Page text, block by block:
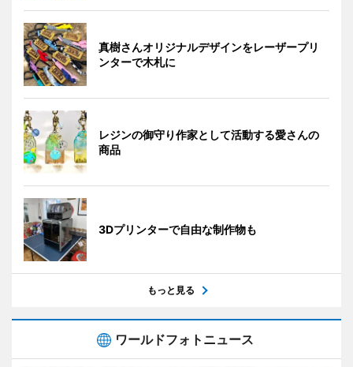
真樹さんオリジナルデザインをレーザープリ
ンターで木札に
レジンの御守り作家として活動する愛さんの
商品
3Dプリンターで自由な制作物も
もっと見る
ワールドフォトニュース